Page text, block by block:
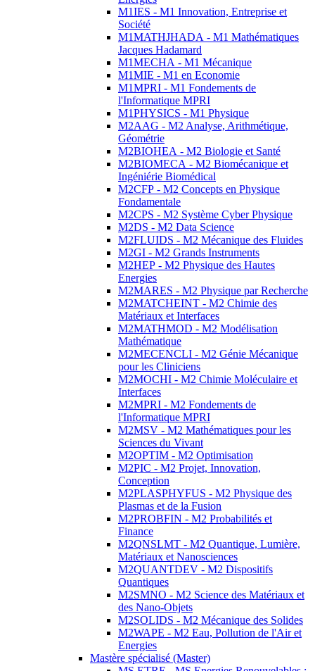
M1IES - M1 Innovation, Entreprise et
Société
M1MATHJHADA - M1 Mathématiques
Jacques Hadamard
M1MECHA - M1 Mécanique
M1MIE - M1 en Economie
M1MPRI - M1 Fondements de
l'Informatique MPRI
M1PHYSICS - M1 Physique
M2AAG - M2 Analyse, Arithmétique,
Géométrie
M2BIOHEA - M2 Biologie et Santé
M2BIOMECA - M2 Biomécanique et
Ingéniérie Biomédical
M2CFP - M2 Concepts en Physique
Fondamentale
M2CPS - M2 Système Cyber Physique
M2DS - M2 Data Science
M2FLUIDS - M2 Mécanique des Fluides
M2GI - M2 Grands Instruments
M2HEP - M2 Physique des Hautes
Energies
M2MARES - M2 Physique par Recherche
M2MATCHEINT - M2 Chimie des
Matériaux et Interfaces
M2MATHMOD - M2 Modélisation
Mathématique
M2MECENCLI - M2 Génie Mécanique
pour les Cliniciens
M2MOCHI - M2 Chimie Moléculaire et
Interfaces
M2MPRI - M2 Fondements de
l'Informatique MPRI
M2MSV - M2 Mathématiques pour les
Sciences du Vivant
M2OPTIM - M2 Optimisation
M2PIC - M2 Projet, Innovation,
Conception
M2PLASPHYFUS - M2 Physique des
Plasmas et de la Fusion
M2PROBFIN - M2 Probabilités et
Finance
M2QNSLMT - M2 Quantique, Lumière,
Matériaux et Nanosciences
M2QUANTDEV - M2 Dispositifs
Quantiques
M2SMNO - M2 Science des Matériaux et
des Nano-Objets
M2SOLIDS - M2 Mécanique des Solides
M2WAPE - M2 Eau, Pollution de l'Air et
Energies
Mastère spécialisé (Master)